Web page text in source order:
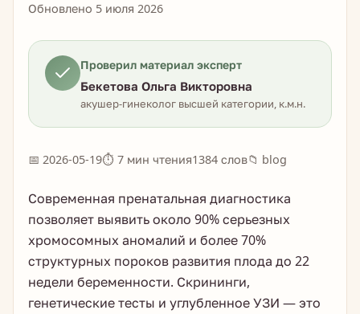
Обновлено 5 июля 2026
Проверил материал эксперт
Бекетова Ольга Викторовна
акушер-гинеколог высшей категории, к.м.н.
📅 2026-05-19⏱ 7 мин чтения1384 слов📁 blog
Современная пренатальная диагностика
позволяет выявить около 90% серьезных
хромосомных аномалий и более 70%
структурных пороков развития плода до 22
недели беременности. Скрининги,
генетические тесты и углубленное УЗИ — это